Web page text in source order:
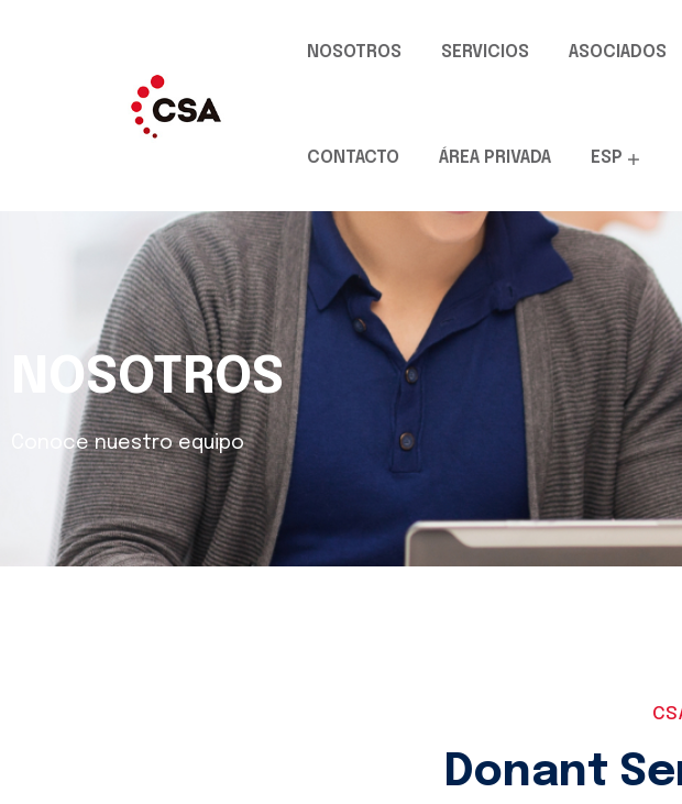
NOSOTROS SERVICIOS ASOCIADOS
CONTACTO ÁREA PRIVADA ESP
NOSOTROS
Conoce nuestro equipo
Donant